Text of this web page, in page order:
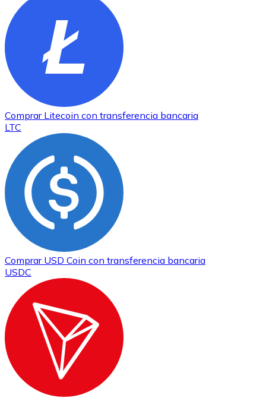
Comprar Litecoin con transferencia bancaria
LTC
Comprar USD Coin con transferencia bancaria
USDC